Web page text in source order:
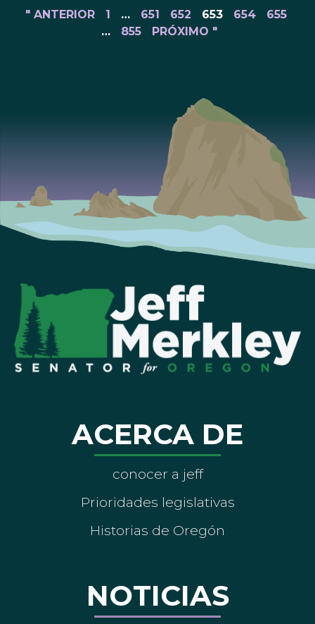
" ANTERIOR 1 … 651 652 653 654
655
…
855 PRÓXIMO "
ACERCA DE
conocer a jeff
Prioridades legislativas
Historias de Oregón
NOTICIAS